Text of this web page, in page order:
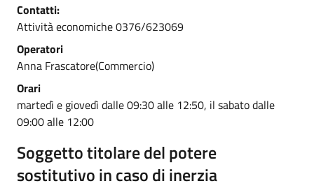
Contatti:
Attività economiche 0376/623069
Operatori
Anna Frascatore(Commercio)
Orari
martedì e giovedì dalle 09:30 alle 12:50, il sabato dalle
09:00 alle 12:00
Soggetto titolare del potere
sostitutivo in caso di inerzia